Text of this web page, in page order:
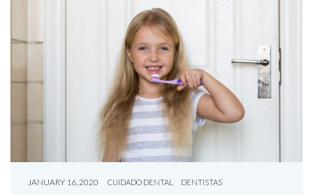
JANUARY 16, 2020 CUIDADO DENTAL DENTISTAS